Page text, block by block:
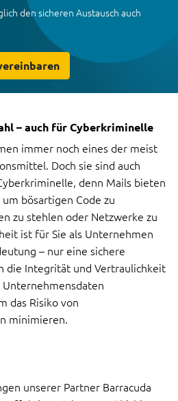
den sicheren Austausch auch
– auch für Cyberkriminelle
immer noch eines der meist
Doch sie sind auch
denn Mails bieten
bösartigen Code zu
zu stehlen oder Netzwerke zu
ist für Sie als Unternehmen
– nur eine sichere
die Integrität und Vertraulichkeit
das Risiko von
minimieren.
unserer Partner Barracuda